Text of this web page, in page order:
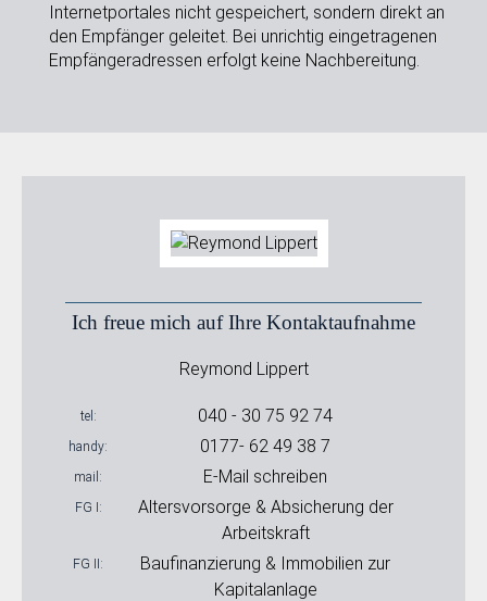
Internetportales nicht gespeichert, sondern direkt an
den Empfänger geleitet. Bei unrichtig eingetragenen
Empfängeradressen erfolgt keine Nachbereitung.
Ich freue mich auf Ihre Kontaktaufnahme
Reymond Lippert
tel 040 - 30 75 92 74
handy 0177- 62 49 38 7
mail E-Mail schreiben
FG I
Altersvorsorge & Absicherung der
Arbeitskraft
FG II
Baufinanzierung & Immobilien zur
Kapitalanlage